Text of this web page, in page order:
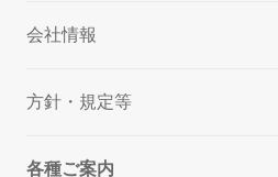
会社情報
方針・規定等
各種ご案内